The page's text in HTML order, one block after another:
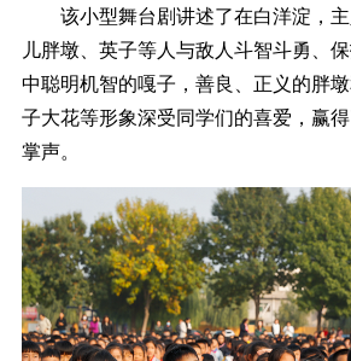
该小型舞台剧讲述了在白洋淀，
儿胖墩、英子等人与敌人斗智斗勇、
中聪明机智的嘎子，善良、正义的胖
子大花等形象深受同学们的喜爱，赢
掌声。